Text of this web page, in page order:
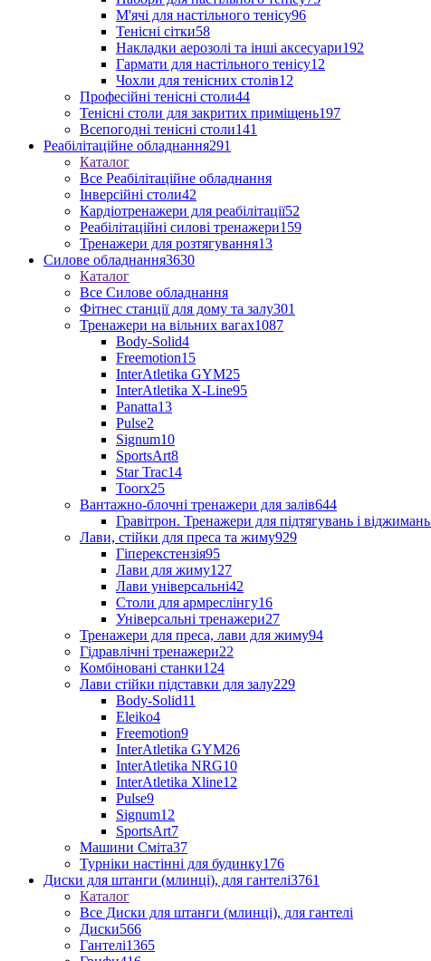
М'ячі для настільного тенісу96
Тенісні сітки58
Накладки аерозолі та інші аксесуари192
Гармати для настільного тенісу12
Чохли для тенісних столів12
Професійні тенісні столи44
Тенісні столи для закритих приміщень197
Всепогодні тенісні столи141
Реабілітаційне обладнання291
Каталог
Все Реабілітаційне обладнання
Інверсійні столи42
Кардіотренажери для реабілітації52
Реабілітаційні силові тренажери159
Тренажери для розтягування13
Силове обладнання3630
Каталог
Все Силове обладнання
Фітнес станції для дому та залу301
Тренажери на вільних вагах1087
Body-Solid4
Freemotion15
InterAtletika GYM25
InterAtletika X-Line95
Panatta13
Pulse2
Signum10
SportsArt8
Star Trac14
Toorx25
Вантажно-блочні тренажери для залів644
Гравітрон. Тренажери для підтягувань і віджимань
Лави, стійки для преса та жиму929
Гіперекстензія95
Лави для жиму127
Лави універсальні42
Столи для армреслінгу16
Універсальні тренажери27
Тренажери для преса, лави для жиму94
Гідравлічні тренажери22
Комбіновані станки124
Лави стійки підставки для залу229
Body-Solid11
Eleiko4
Freemotion9
InterAtletika GYM26
InterAtletika NRG10
InterAtletika Xline12
Pulse9
Signum12
SportsArt7
Машини Сміта37
Турніки настінні для будинку176
Диски для штанги (млинці), для гантелі3761
Каталог
Все Диски для штанги (млинці), для гантелі
Диски566
Гантелі1365